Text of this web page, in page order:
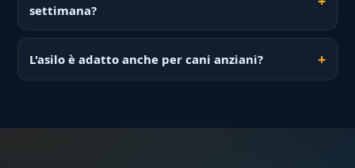
settimana?
L'asilo è adatto anche per cani anziani?